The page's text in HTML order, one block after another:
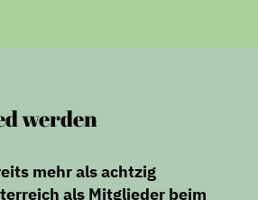
werden
mehr als achtzig
als Mitglieder beim